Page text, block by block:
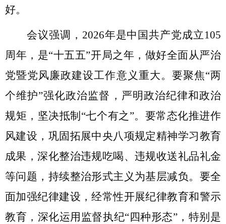
好。
会议强调， 2026年是中国共产党成立105
周年，是“十五五”开局之年，做好全面从严治
党暨党风廉政建设工作意义重大。 要聚焦“两
个维护”强化政治监督，严明政治纪律和政治
规矩，坚决抵制 “七个有之”。 要常态化推进作
风建设，巩固拓展中央八项规定精神学习教育
成果，深化整治违规吃喝、违规收送礼品礼金
等问题，持续整治形式主义为基层减负。 要全
面加强纪律建设，经常性开展纪律教育和警示
教育，深化运用监督执纪“四种形态”，特别是